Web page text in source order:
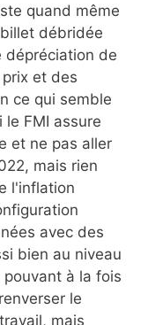
quand même
débridée
dépréciation de
et des
ce qui semble
FMI assure
et ne pas aller
mais rien
l'inflation
avec des
bien au niveau
à la fois
le
mais